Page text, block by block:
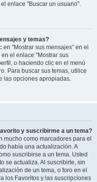
enlace "Buscar un usuario".
y temas?
"Mostrar sus mensajes" en el
el enlace "Mostrar sus
o haciendo clic en el menú
Para buscar sus temas, utilice
las opciones apropiadas.
y suscribirme a un tema?
mucho como marcadores para el
había una actualización. A
suscribirse a un tema. Usted
se actualiza. Al suscribirte, sin
de un tema, o foro en el
los Favoritos y las suscripciones